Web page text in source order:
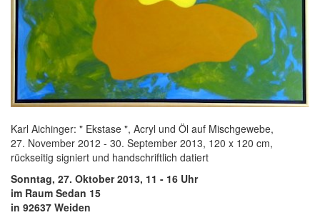
Karl Aichinger: " Ekstase ", Acryl und Öl auf Mischgewebe,
27. November 2012 - 30. September 2013, 120 x 120 cm,
rückseitig signiert und handschriftlich datiert
Sonntag, 27. Oktober 2013, 11 - 16 Uhr
im Raum Sedan 15
in 92637 Weiden